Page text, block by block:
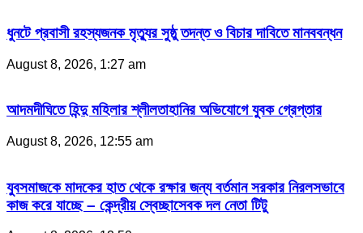
ধুনটে প্রবাসী রহস্যজনক মৃত্যুর সুষ্ঠু তদন্ত ও বিচার দাবিতে মানববন্ধন
August 8, 2026, 1:27 am
আদমদীঘিতে হিন্দু মহিলার শ্লীলতাহানির অভিযোগে যুবক গ্রেপ্তার
August 8, 2026, 12:55 am
যুবসমাজকে মাদকের হাত থেকে রক্ষার জন্য বর্তমান সরকার নিরলসভাবে
কাজ করে যাচ্ছে – কেন্দ্রীয় স্বেচ্ছাসেবক দল নেতা টিটু